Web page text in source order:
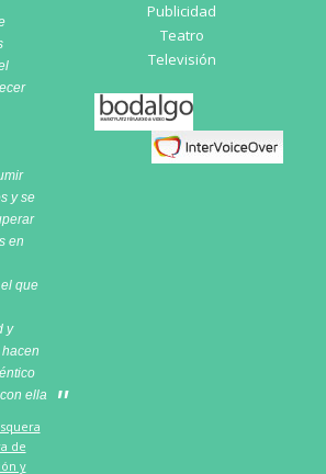
y se
en
que
y
ella
de
y
Publicidad
Teatro
Televisión
Bodalgo